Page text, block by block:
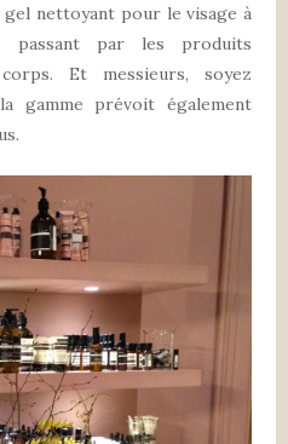
nettoyant pour le visage à
passant par les produits
Et messieurs, soyez
gamme prévoit également